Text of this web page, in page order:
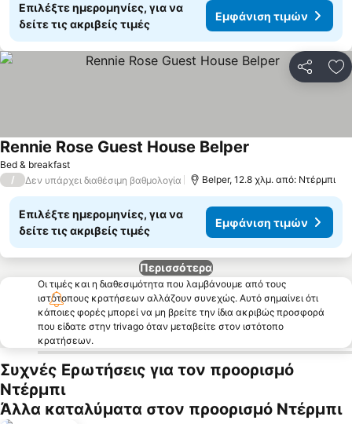
Επιλέξτε ημερομηνίες, για να
δείτε τις ακριβείς τιμές
Εμφάνιση τιμών
Bed & breakfast
Rennie Rose Guest House Belper
/ Δεν υπάρχει διαθέσιμη βαθμολογία Belper, 12.8 χλμ. από: Ντέρμπι
Επιλέξτε ημερομηνίες, για να
δείτε τις ακριβείς τιμές
Εμφάνιση τιμών
Περισσότερα
Οι τιμές και η διαθεσιμότητα που λαμβάνουμε από τους
ιστότοπους κρατήσεων αλλάζουν συνεχώς. Αυτό σημαίνει ότι
κάποιες φορές μπορεί να μη βρείτε την ίδια ακριβώς προσφορά
που είδατε στην trivago όταν μεταβείτε στον ιστότοπο
κρατήσεων.
Συχνές Ερωτήσεις για τον προορισμό
Ντέρμπι
Άλλα καταλύματα στον προορισμό Ντέρμπι